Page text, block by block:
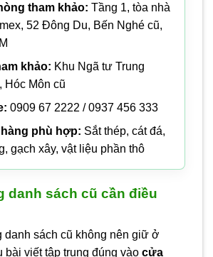
tham khảo: Tầng 1, tòa nhà
52 Đông Du, Bến Nghé cũ,
khảo: Khu Ngã tư Trung
Hóc Môn cũ
0909 67 2222 / 0937 456 333
hàng phù hợp: Sắt thép, cát đá,
gạch xây, vật liệu phần thô
danh sách cũ cần điều
danh sách cũ không nên giữ ở
bài viết tập trung đúng vào cửa